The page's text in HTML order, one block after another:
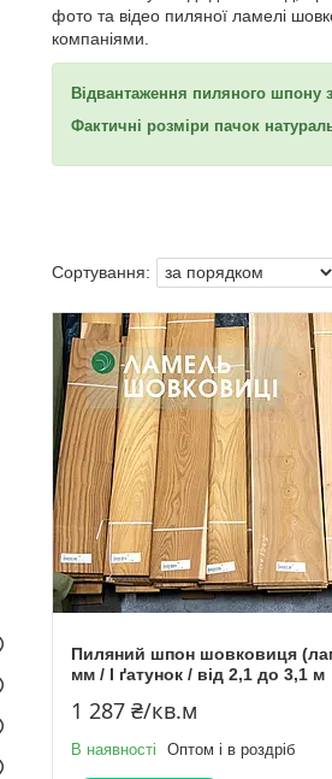
фото та відео пиляної ламелі
компаніями.
Відвантаження пиляного шпону
Фактичні розміри пачок
Пиляний шпон шовковиця
мм / I ґатунок / від 2,1 до 3,1 м
1 287 ₴/кв.м
В наявності Оптом і в роздріб